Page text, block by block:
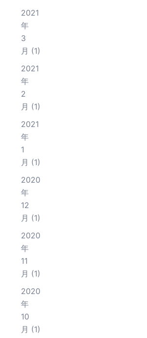
2021
年
3
月 (1)
2021
年
2
月 (1)
2021
年
1
月 (1)
2020
年
12
月 (1)
2020
年
11
月 (1)
2020
年
10
月 (1)